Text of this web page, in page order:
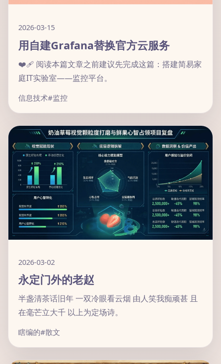
2026-03-15
用自建Grafana替换官方云服务
❤️‍🩹 阅读本篇文章之前建议先完成这篇：搭建简易家
庭IT实验室——监控平台。
信息技术#监控
2026-03-02
永定门外的老赵
半盏清茶话旧年 一双冷眼看云烟 由人笑我痴顽甚 且
在毫芒立大千 以上为定场诗。
瞎编的#散文